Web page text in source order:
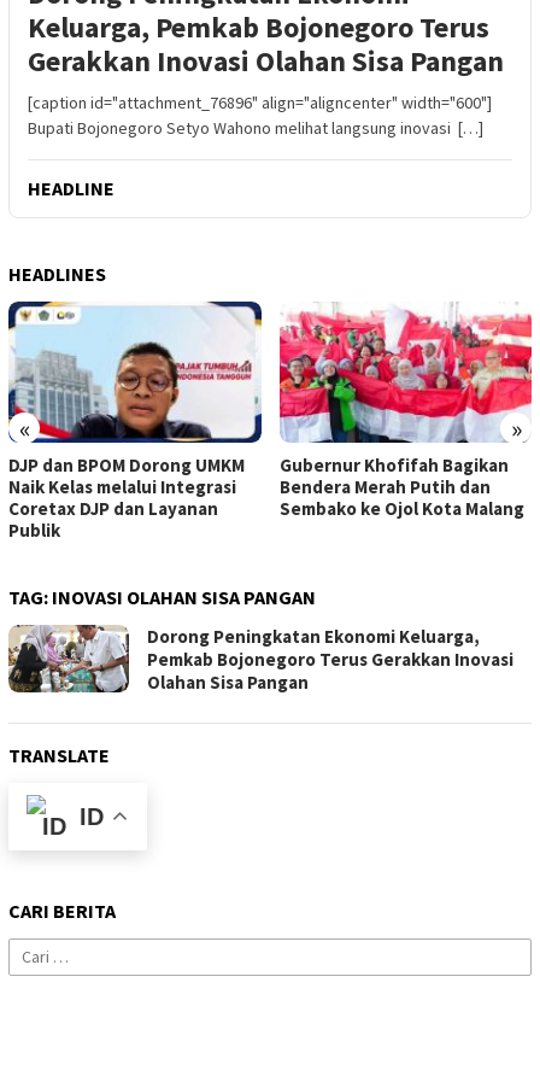
Keluarga, Pemkab Bojonegoro Terus
Gerakkan Inovasi Olahan Sisa Pangan
[caption id="attachment_76896" align="aligncenter" width="600"]
Bupati Bojonegoro Setyo Wahono melihat langsung inovasi […]
HEADLINE
HEADLINES
« »
DJP dan BPOM Dorong UMKM
Naik Kelas melalui Integrasi
Coretax DJP dan Layanan
Publik
Gubernur Khofifah Bagikan
Bendera Merah Putih dan
Sembako ke Ojol Kota Malang
TAG: INOVASI OLAHAN SISA PANGAN
Dorong Peningkatan Ekonomi Keluarga,
Pemkab Bojonegoro Terus Gerakkan Inovasi
Olahan Sisa Pangan
TRANSLATE
ID
CARI BERITA
Cari
untuk: